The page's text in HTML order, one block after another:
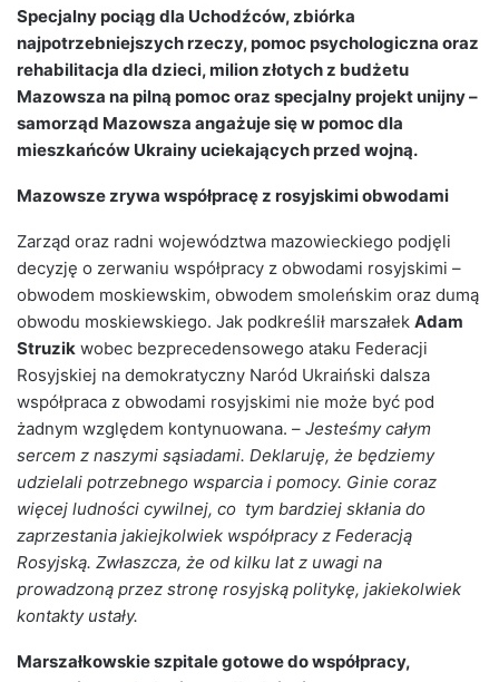
Specjalny pociąg dla Uchodźców, zbiórka
najpotrzebniejszych rzeczy, pomoc psychologiczna oraz
rehabilitacja dla dzieci, milion złotych z budżetu
Mazowsza na pilną pomoc oraz specjalny projekt unijny –
samorząd Mazowsza angażuje się w pomoc dla
mieszkańców Ukrainy uciekających przed wojną.
Mazowsze zrywa współpracę z rosyjskimi obwodami
Zarząd oraz radni województwa mazowieckiego podjęli
decyzję o zerwaniu współpracy z obwodami rosyjskimi –
obwodem moskiewskim, obwodem smoleńskim oraz dumą
obwodu moskiewskiego. Jak podkreślił marszałek Adam
Struzik wobec bezprecedensowego ataku Federacji
Rosyjskiej na demokratyczny Naród Ukraiński dalsza
współpraca z obwodami rosyjskimi nie może być pod
żadnym względem kontynuowana. – Jesteśmy całym
sercem z naszymi sąsiadami. Deklaruję, że będziemy
udzielali potrzebnego wsparcia i pomocy. Ginie coraz
więcej ludności cywilnej, co tym bardziej skłania do
zaprzestania jakiejkolwiek współpracy z Federacją
Rosyjską. Zwłaszcza, że od kilku lat z uwagi na
prowadzoną przez stronę rosyjską politykę, jakiekolwiek
kontakty ustały.
Marszałkowskie szpitale gotowe do współpracy,